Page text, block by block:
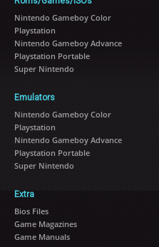
Nintendo Gameboy Color
Playstation
Nintendo Gameboy Advance
Playstation Portable
Super Nintendo
Emulators
Nintendo Gameboy Color
Playstation
Nintendo Gameboy Advance
Playstation Portable
Super Nintendo
Extra
Bios Files
Game Magazines
Game Manuals